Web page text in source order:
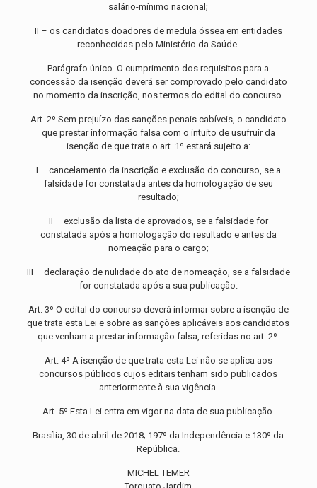
salário-mínimo nacional;
II – os candidatos doadores de medula óssea em entidades
reconhecidas pelo Ministério da Saúde.
Parágrafo único. O cumprimento dos requisitos para a
concessão da isenção deverá ser comprovado pelo candidato
no momento da inscrição, nos termos do edital do concurso.
Art. 2º Sem prejuízo das sanções penais cabíveis, o candidato
que prestar informação falsa com o intuito de usufruir da
isenção de que trata o art. 1º estará sujeito a:
I – cancelamento da inscrição e exclusão do concurso, se a
falsidade for constatada antes da homologação de seu
resultado;
II – exclusão da lista de aprovados, se a falsidade for
constatada após a homologação do resultado e antes da
nomeação para o cargo;
III – declaração de nulidade do ato de nomeação, se a falsidade
for constatada após a sua publicação.
Art. 3º O edital do concurso deverá informar sobre a isenção de
que trata esta Lei e sobre as sanções aplicáveis aos candidatos
que venham a prestar informação falsa, referidas no art. 2º.
Art. 4º A isenção de que trata esta Lei não se aplica aos
concursos públicos cujos editais tenham sido publicados
anteriormente à sua vigência.
Art. 5º Esta Lei entra em vigor na data de sua publicação.
Brasília, 30 de abril de 2018; 197º da Independência e 130º da
República.
MICHEL TEMER